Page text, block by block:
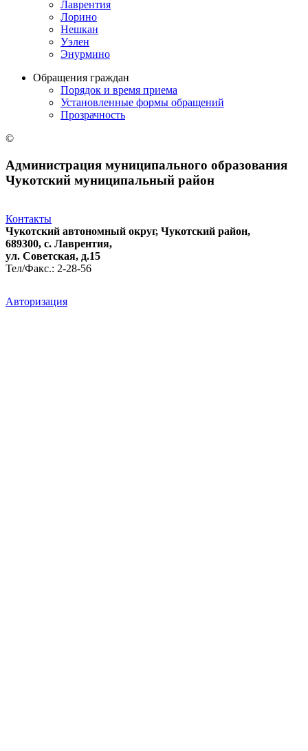
Лаврентия
Лорино
Нешкан
Уэлен
Энурмино
Обращения граждан
Порядок и время приема
Установленные формы обращений
Прозрачность
©
Администрация муниципального образования
Чукотский муниципальный район
Контакты
Чукотский автономный округ, Чукотский район,
689300, с. Лаврентия,
ул. Советская, д.15
Тел/Факс.: 2-28-56
Авторизация